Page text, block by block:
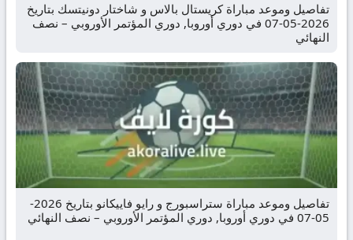
تفاصيل وموعد مباراة كريستال بالاس و شاختار دونيتسك بتاريخ
2026-05-07 في دوري أوروبا, دوري المؤتمر الأوروبي – نصف
النهائي
تفاصيل وموعد مباراة ستراسبورج و رايو فاييكانو بتاريخ 2026-
05-07 في دوري أوروبا, دوري المؤتمر الأوروبي – نصف النهائي